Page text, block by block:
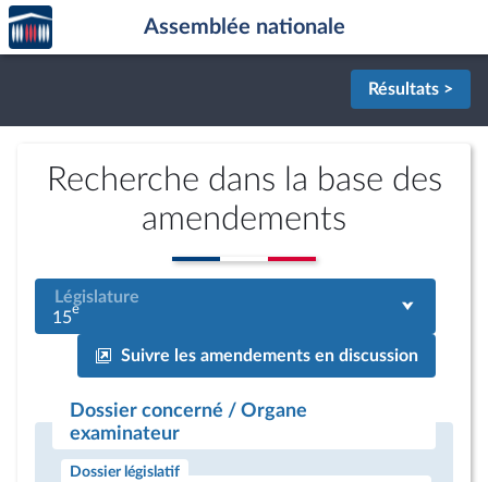
Aller au contenu
Aller en bas de la page
Accèder
à la
page
Assemblée nationale
Résultats >
Recherche dans la base des
amendements
Législature
15e
Suivre les amendements en discussion
Dossier concerné / Organe
examinateur
Dossier législatif